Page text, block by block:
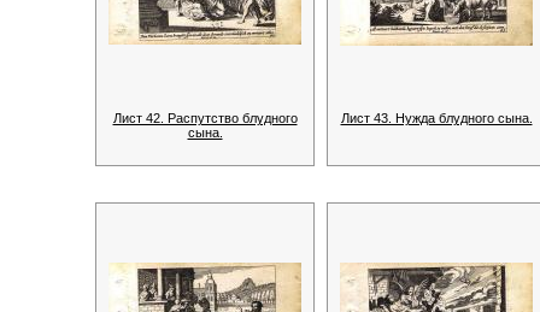
Лист 42. Распутство блудного
сына.
Лист 43. Нужда блудного сына.